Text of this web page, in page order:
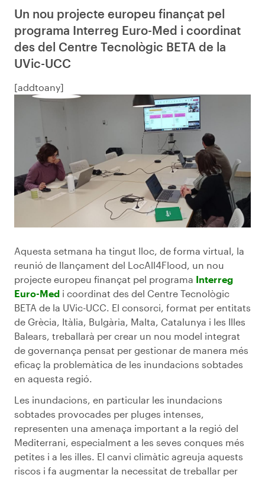
Un nou projecte europeu finançat pel
programa Interreg Euro-Med i coordinat
des del Centre Tecnològic BETA de la
UVic-UCC
[addtoany]
Aquesta setmana ha tingut lloc, de forma virtual, la
reunió de llançament del LocAll4Flood, un nou
projecte europeu finançat pel programa Interreg
Euro-Med i coordinat des del Centre Tecnològic
BETA de la UVic-UCC. El consorci, format per entitats
de Grècia, Itàlia, Bulgària, Malta, Catalunya i les Illes
Balears, treballarà per crear un nou model integrat
de governança pensat per gestionar de manera més
eficaç la problemàtica de les inundacions sobtades
en aquesta regió.
Les inundacions, en particular les inundacions
sobtades provocades per pluges intenses,
representen una amenaça important a la regió del
Mediterrani, especialment a les seves conques més
petites i a les illes. El canvi climàtic agreuja aquests
riscos i fa augmentar la necessitat de treballar per